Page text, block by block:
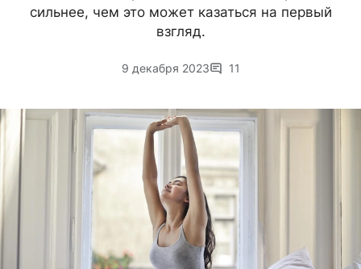
сильнее, чем это может казаться на первый
взгляд.
9 декабря 2023 11